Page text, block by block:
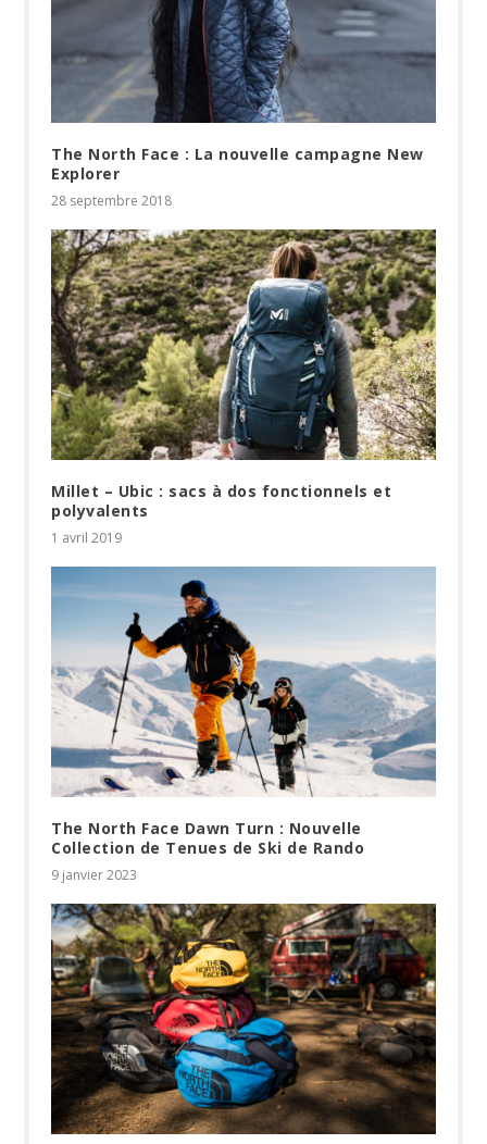
The North Face : La nouvelle campagne New
Explorer
28 septembre 2018
Millet – Ubic : sacs à dos fonctionnels et
polyvalents
1 avril 2019
The North Face Dawn Turn : Nouvelle
Collection de Tenues de Ski de Rando
9 janvier 2023